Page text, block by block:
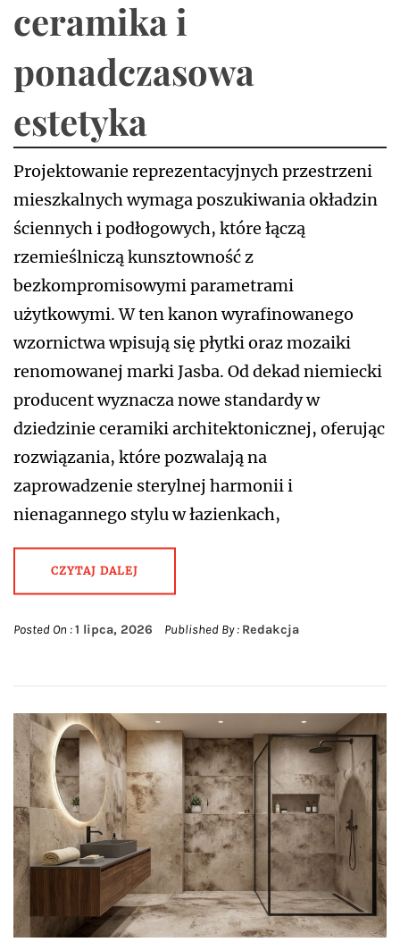
ceramika i
ponadczasowa
estetyka
Projektowanie reprezentacyjnych przestrzeni
mieszkalnych wymaga poszukiwania okładzin
ściennych i podłogowych, które łączą
rzemieślniczą kunsztowność z
bezkompromisowymi parametrami
użytkowymi. W ten kanon wyrafinowanego
wzornictwa wpisują się płytki oraz mozaiki
renomowanej marki Jasba. Od dekad niemiecki
producent wyznacza nowe standardy w
dziedzinie ceramiki architektonicznej, oferując
rozwiązania, które pozwalają na
zaprowadzenie sterylnej harmonii i
nienagannego stylu w łazienkach,
CZYTAJ DALEJ
Posted On :1 lipca, 2026 Published By : Redakcja